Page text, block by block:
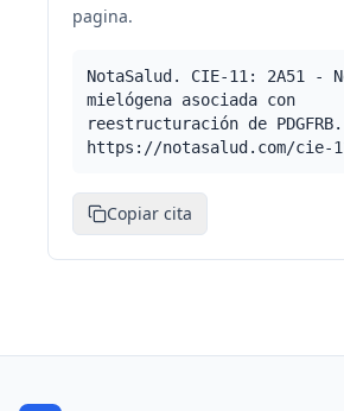
pagina.
NotaSalud. CIE-11: 2A51 -
mielógena asociada con
reestructuración de PDGFRB.
https://notasalud.com/cie-
Copiar cita